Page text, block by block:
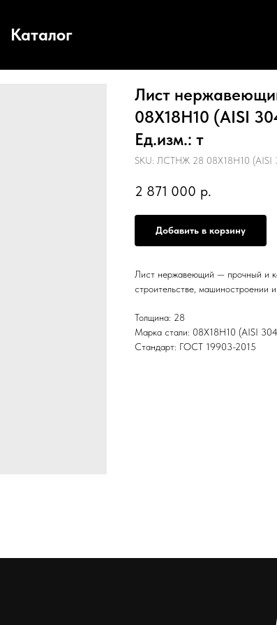
Каталог
Лист
08Х18Н10 (AISI
Ед.изм.: т
SKU: ЛСТНЖ 28 08Х18Н10 (AISI
2 871 000 р.
Добавить в корзину
Лист нержавеющий — прочный и
строительстве, машиностроении
Толщина: 28
Марка стали: 08Х18Н10 (AISI
Стандарт: ГОСТ 19903-2015